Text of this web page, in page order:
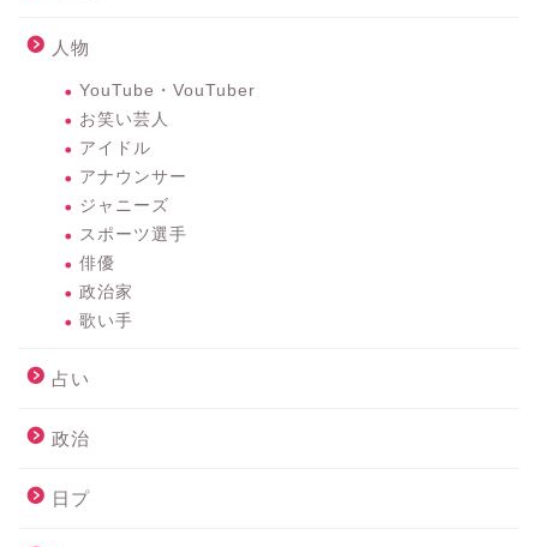
人物
YouTube・VouTuber
お笑い芸人
アイドル
アナウンサー
ジャニーズ
スポーツ選手
俳優
政治家
歌い手
占い
政治
日プ